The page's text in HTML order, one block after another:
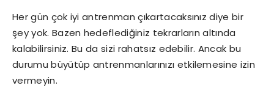
Her gün çok iyi antrenman çıkartacaksınız diye bir
şey yok. Bazen hedeflediğiniz tekrarların altında
kalabilirsiniz. Bu da sizi rahatsız edebilir. Ancak bu
durumu büyütüp antrenmanlarınızı etkilemesine izin
vermeyin.